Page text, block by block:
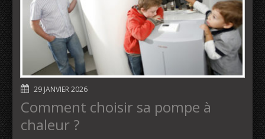
29 JANVIER 2026
Comment choisir sa pompe à
chaleur ?